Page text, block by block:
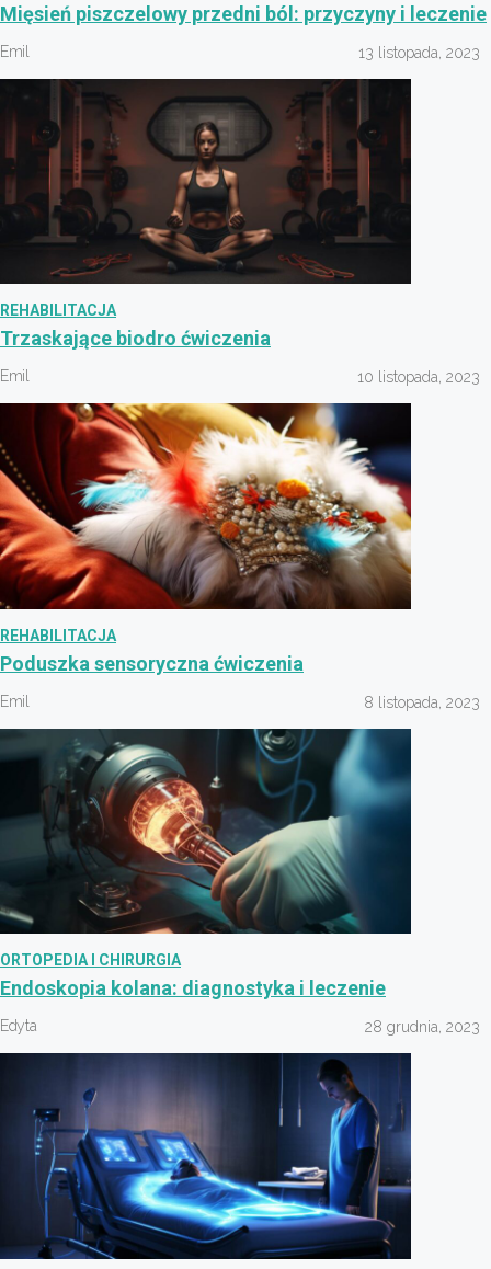
Mięsień piszczelowy przedni ból: przyczyny i leczenie
Emil 13 listopada, 2023
REHABILITACJA
Trzaskające biodro ćwiczenia
Emil 10 listopada, 2023
REHABILITACJA
Poduszka sensoryczna ćwiczenia
Emil 8 listopada, 2023
ORTOPEDIA I CHIRURGIA
Endoskopia kolana: diagnostyka i leczenie
Edyta 28 grudnia, 2023